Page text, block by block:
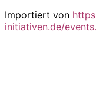
Importiert von
initiativen.de/